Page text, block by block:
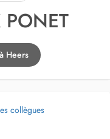
PONET
Heers
collègues